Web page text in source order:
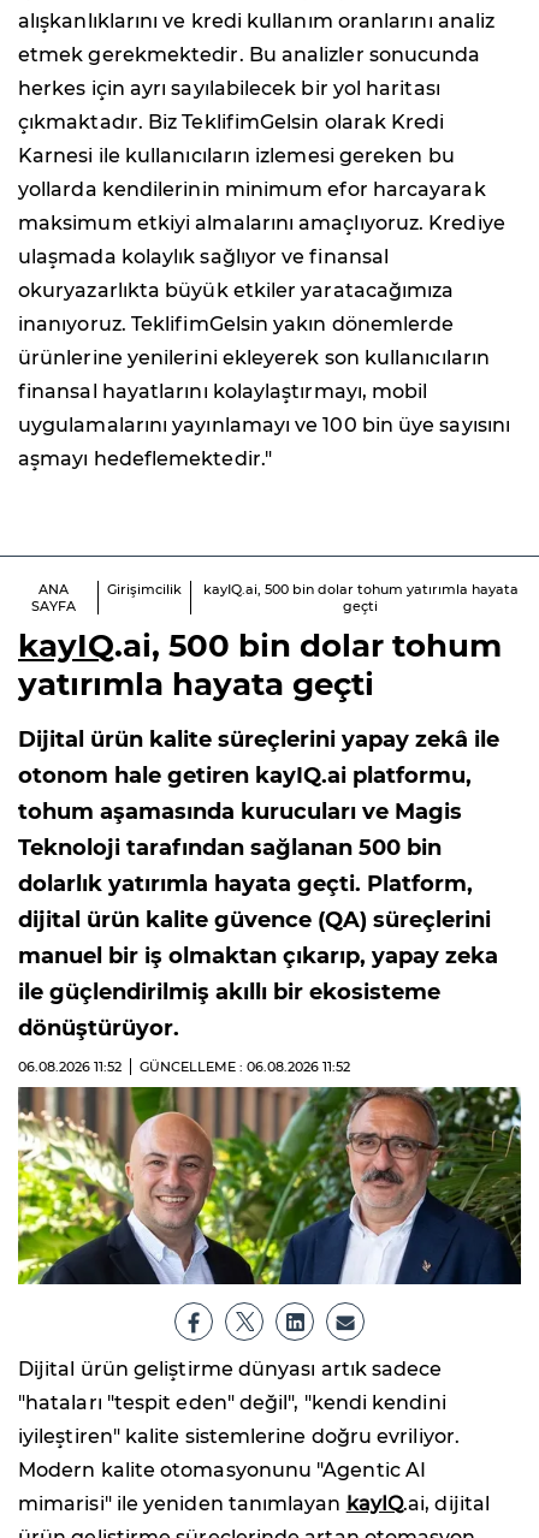
alışkanlıklarını ve kredi kullanım oranlarını analiz
etmek gerekmektedir. Bu analizler sonucunda
herkes için ayrı sayılabilecek bir yol haritası
çıkmaktadır. Biz TeklifimGelsin olarak Kredi
Karnesi ile kullanıcıların izlemesi gereken bu
yollarda kendilerinin minimum efor harcayarak
maksimum etkiyi almalarını amaçlıyoruz. Krediye
ulaşmada kolaylık sağlıyor ve finansal
okuryazarlıkta büyük etkiler yaratacağımıza
inanıyoruz. TeklifimGelsin yakın dönemlerde
ürünlerine yenilerini ekleyerek son kullanıcıların
finansal hayatlarını kolaylaştırmayı, mobil
uygulamalarını yayınlamayı ve 100 bin üye sayısını
aşmayı hedeflemektedir."
ANA
SAYFA
Girişimcilik
kayIQ.ai, 500 bin dolar tohum yatırımla hayata
geçti
kayIQ.ai, 500 bin dolar tohum
yatırımla hayata geçti
Dijital ürün kalite süreçlerini yapay zekâ ile
otonom hale getiren kayIQ.ai platformu,
tohum aşamasında kurucuları ve Magis
Teknoloji tarafından sağlanan 500 bin
dolarlık yatırımla hayata geçti. Platform,
dijital ürün kalite güvence (QA) süreçlerini
manuel bir iş olmaktan çıkarıp, yapay zeka
ile güçlendirilmiş akıllı bir ekosisteme
dönüştürüyor.
06.08.2026 11:52 GÜNCELLEME : 06.08.2026 11:52
Dijital ürün geliştirme dünyası artık sadece
"hataları "tespit eden" değil", "kendi kendini
iyileştiren" kalite sistemlerine doğru evriliyor.
Modern kalite otomasyonunu "Agentic AI
mimarisi" ile yeniden tanımlayan kayIQ.ai, dijital